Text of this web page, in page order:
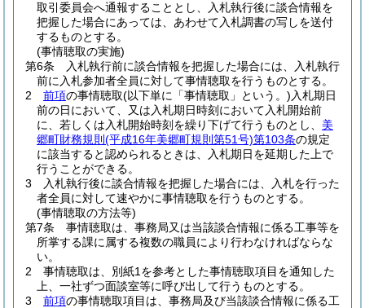
取引委員会へ通報することとし、入札執行後に談合情報を
把握した場合にあっては、あわせて入札調書の写しを送付
するものとする。
(事情聴取の実施)
第6条
入札執行前に談合情報を把握した場合には、入札執行
前に入札参加者全員に対して事情聴取を行うものとする。
2
前項の事情聴取(以下単に「事情聴取」という。) 入札期日
前の日において、又は入札期日時刻において入札開始前
に、若しくは入札開始時刻を繰り下げて行うものとし、 美
郷町財務規則 (平成16年美郷町規則第51号)第103条の規定
に該当すると認められるときは、入札期日を延期した上で
行うことができる。
3
入札執行後に談合情報を把握した場合には、入札を行った
者全員に対して速やかに事情聴取を行うものとする。
(事情聴取の方法等)
第7条
事情聴取は、事務局又は当該談合情報に係る工事等を
所掌する課に属する複数の職員により行わなければならな
い。
2
事情聴取は、別紙1を参考とした事情聴取項目を通知した
上、一社ずつ面談室等に呼び出して行うものとする。
3
前項の事情聴取項目は、事務局及び当該談合情報に係る工